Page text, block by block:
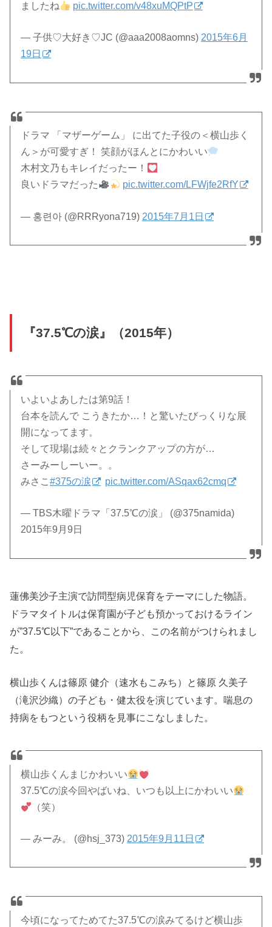
ましたね
pic.twitter.com/v48xuMQPtP
— 子供♡大好き♡JC (@aaa2008aomns) 2015年6月
19日
ドラマ 「マザーゲーム」 に出てた子役の＜横山歩く
ん＞が可愛すぎ！ 笑顔がほんとにかわいい
木村文乃もキレイだったー！
良いドラマだった
pic.twitter.com/LFWjfe2RfY
— 홍련아 (@RRRyona719) 2015年7月1日
『37.5℃の涙』（2015年）
いよいよあしたは第9話！
台本を読んで こうきたか…！と驚いたびっくりな展
開になってます。
そして現場は続々とクランクアップの方が…
さーみーしーいー。。
みさこ#375の涙 pic.twitter.com/ASqax62cmq
— TBS木曜ドラマ「37.5℃の涙」 (@375namida)
2015年9月9日
蓮佛美沙子主演で訪問型病児保育をテーマにした物語。
ドラマタイトルは保育園が子ども預かっておけるライン
が”37.5℃以下”であることから、この名前がつけられまし
た。
横山歩くんは篠原 健介（速水もこみち）と篠原 久美子
（滝沢沙織）の子ども・健太役を演じています。喘息の
持病をもつという役柄を見事にこなしました。
横山歩くんまじかわいい
37.5℃の涙今回やばいね、いつも以上にかわいい
（笑）
— みーみ。 (@hsj_373) 2015年9月11日
今頃になってためてた37.5℃の涙みてるけど横山歩